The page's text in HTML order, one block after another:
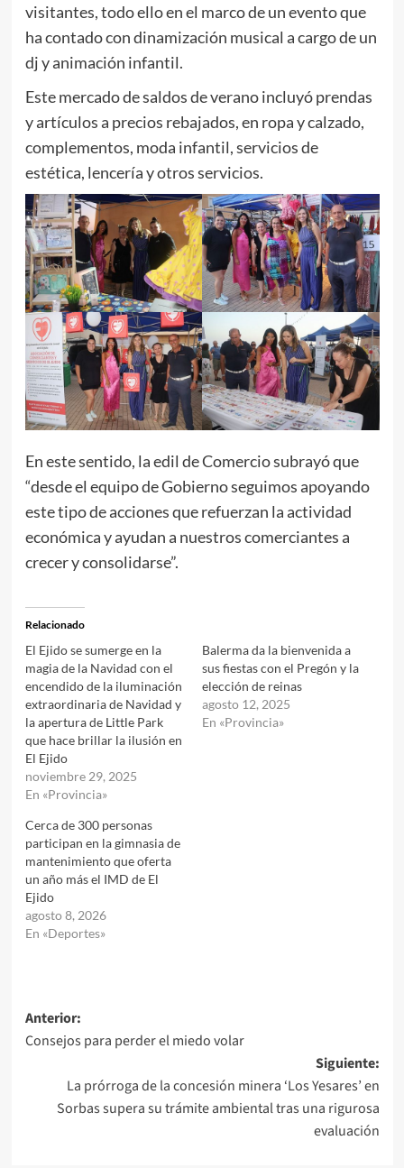
visitantes, todo ello en el marco de un evento que
ha contado con dinamización musical a cargo de un
dj y animación infantil.
Este mercado de saldos de verano incluyó prendas
y artículos a precios rebajados, en ropa y calzado,
complementos, moda infantil, servicios de
estética, lencería y otros servicios.
En este sentido, la edil de Comercio subrayó que
“desde el equipo de Gobierno seguimos apoyando
este tipo de acciones que refuerzan la actividad
económica y ayudan a nuestros comerciantes a
crecer y consolidarse”.
Relacionado
El Ejido se sumerge en la
magia de la Navidad con el
encendido de la iluminación
extraordinaria de Navidad y
la apertura de Little Park
que hace brillar la ilusión en
El Ejido
noviembre 29, 2025
En «Provincia»
Balerma da la bienvenida a
sus fiestas con el Pregón y la
elección de reinas
agosto 12, 2025
En «Provincia»
Cerca de 300 personas
participan en la gimnasia de
mantenimiento que oferta
un año más el IMD de El
Ejido
agosto 8, 2026
En «Deportes»
Navegación
de
entradas
Anterior:
Consejos para perder el miedo volar
Siguiente:
La prórroga de la concesión minera ‘Los Yesares’ en
Sorbas supera su trámite ambiental tras una rigurosa
evaluación